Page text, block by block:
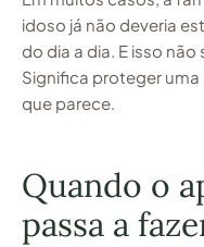
idoso já não deveria
do dia a dia. E isso
Significa proteger uma
que parece.
Quando o
passa a